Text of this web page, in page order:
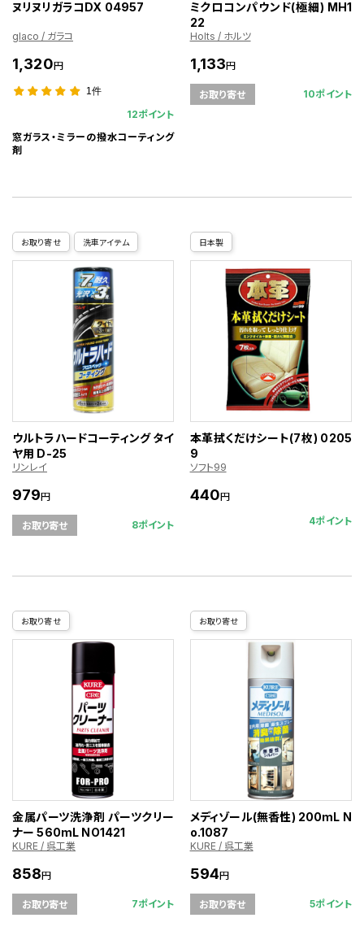
ヌリヌリガラコDX 04957
glaco / ガラコ
1,320円
1件
12ポイント
窓ガラス・ミラーの撥水コーティング
剤
ミクロコンパウンド(極細) MH1
22
Holts / ホルツ
1,133円
お取り寄せ 10ポイント
お取り寄せ 洗車アイテム
ウルトラハードコーティング タイ
ヤ用 D-25
リンレイ
979円
お取り寄せ 8ポイント
日本製
本革拭くだけシート(7枚) 0205
9
ソフト99
440円
4ポイント
お取り寄せ
金属パーツ洗浄剤 パーツクリー
ナー 560mL NO1421
KURE / 呉工業
858円
お取り寄せ 7ポイント
お取り寄せ
メディゾール(無香性) 200mL N
o.1087
KURE / 呉工業
594円
お取り寄せ 5ポイント